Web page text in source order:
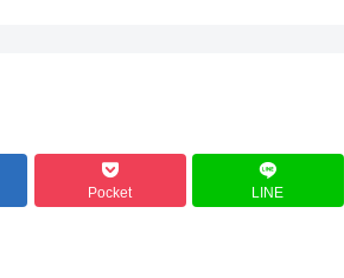
Pocket LINE